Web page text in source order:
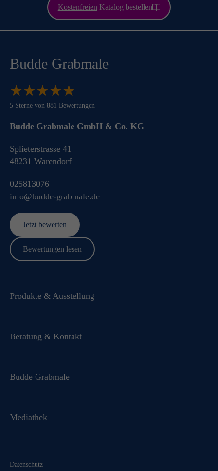
Kostenfreien Katalog bestellen
Budde Grabmale
★★★★★
★★★★★
5 Sterne von 881 Bewertungen
Budde Grabmale GmbH & Co. KG
info@budde-grabmale.de
025813076
Splieterstrasse 41
48231 Warendorf
Jetzt bewerten
Bewertungen lesen
Produkte & Ausstellung
Beratung & Kontakt
Budde Grabmale
Mediathek
Datenschutz
Für Sie komplett kostenfrei: